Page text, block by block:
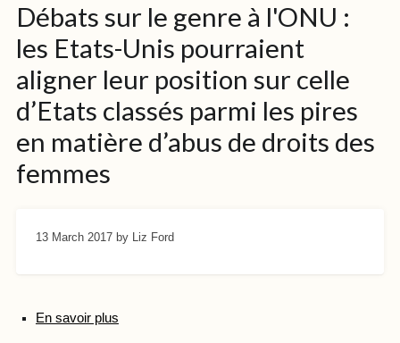
Débats sur le genre à l'ONU :
les Etats-Unis pourraient
aligner leur position sur celle
d’Etats classés parmi les pires
en matière d’abus de droits des
femmes
13 March 2017 by Liz Ford
En savoir plus